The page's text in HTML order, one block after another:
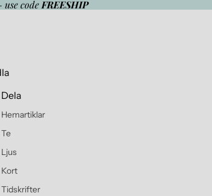
code FREESHIP
Dela
Hemartiklar
Te
Ljus
Kort
Tidskrifter